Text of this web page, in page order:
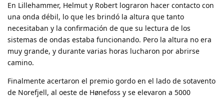
En Lillehammer, Helmut y Robert lograron hacer contacto con
una onda débil, lo que les brindó la altura que tanto
necesitaban y la confirmación de que su lectura de los
sistemas de ondas estaba funcionando. Pero la altura no era
muy grande, y durante varias horas lucharon por abrirse
camino.
Finalmente acertaron el premio gordo en el lado de sotavento
de Norefjell, al oeste de Hønefoss y se elevaron a 5000